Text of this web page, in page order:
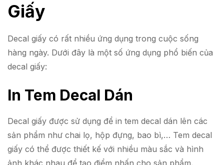
Giấy
Decal giấy có rất nhiều ứng dụng trong cuộc sống
hàng ngày. Dưới đây là một số ứng dụng phổ biến của
decal giấy:
In Tem Decal Dán
Decal giấy được sử dụng để in tem decal dán lên các
sản phẩm như chai lọ, hộp đựng, bao bì,… Tem decal
giấy có thể được thiết kế với nhiều màu sắc và hình
ảnh khác nhau để tạo điểm nhấn cho sản phẩm.